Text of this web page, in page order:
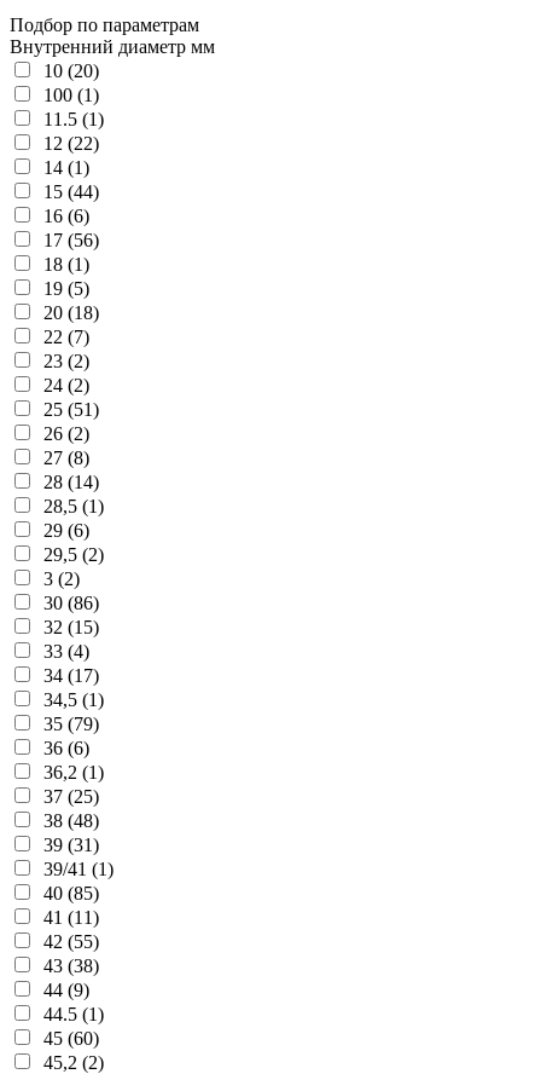
Подбор по параметрам
Внутренний диаметр мм
10 (20)
100 (1)
11.5 (1)
12 (22)
14 (1)
15 (44)
16 (6)
17 (56)
18 (1)
19 (5)
20 (18)
22 (7)
23 (2)
24 (2)
25 (51)
26 (2)
27 (8)
28 (14)
28,5 (1)
29 (6)
29,5 (2)
3 (2)
30 (86)
32 (15)
33 (4)
34 (17)
34,5 (1)
35 (79)
36 (6)
36,2 (1)
37 (25)
38 (48)
39 (31)
39/41 (1)
40 (85)
41 (11)
42 (55)
43 (38)
44 (9)
44.5 (1)
45 (60)
45,2 (2)